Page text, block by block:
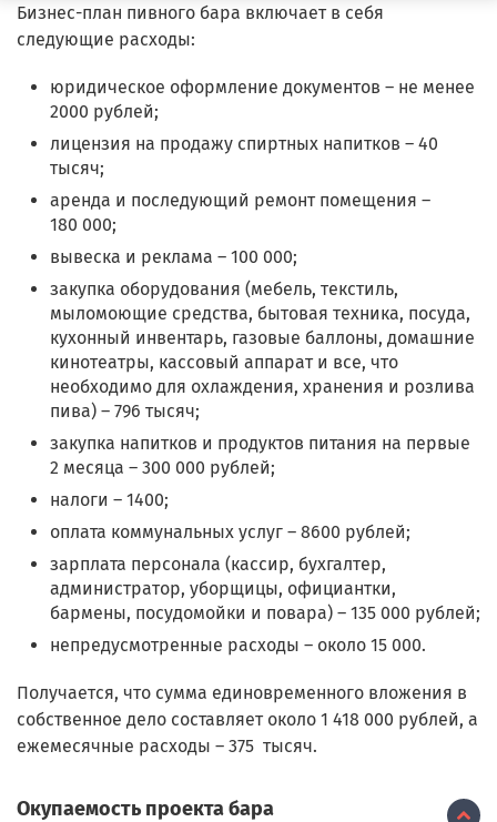
Бизнес-план пивного бара включает в себя
следующие расходы:
юридическое оформление документов – не менее
2000 рублей;
лицензия на продажу спиртных напитков – 40
тысяч;
аренда и последующий ремонт помещения –
180 000;
вывеска и реклама – 100 000;
закупка оборудования (мебель, текстиль,
мыломоющие средства, бытовая техника, посуда,
кухонный инвентарь, газовые баллоны, домашние
кинотеатры, кассовый аппарат и все, что
необходимо для охлаждения, хранения и розлива
пива) – 796 тысяч;
закупка напитков и продуктов питания на первые
2 месяца – 300 000 рублей;
налоги – 1400;
оплата коммунальных услуг – 8600 рублей;
зарплата персонала (кассир, бухгалтер,
администратор, уборщицы, официантки,
бармены, посудомойки и повара) – 135 000 рублей;
непредусмотренные расходы – около 15 000.
Получается, что сумма единовременного вложения в
собственное дело составляет около 1 418 000 рублей, а
ежемесячные расходы – 375 тысяч.
Окупаемость проекта бара